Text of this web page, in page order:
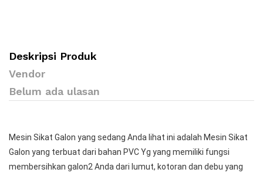
Deskripsi Produk
Vendor
Belum ada ulasan
Mesin Sikat Galon yang sedang Anda lihat ini adalah Mesin Sikat
Galon yang terbuat dari bahan PVC Yg yang memiliki fungsi
membersihkan galon2 Anda dari lumut, kotoran dan debu yang